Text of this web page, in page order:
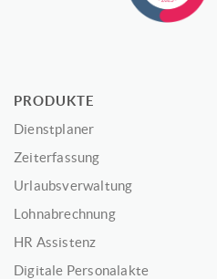
PRODUKTE
Dienstplaner
Zeiterfassung
Urlaubsverwaltung
Lohnabrechnung
HR Assistenz
Digitale Personalakte